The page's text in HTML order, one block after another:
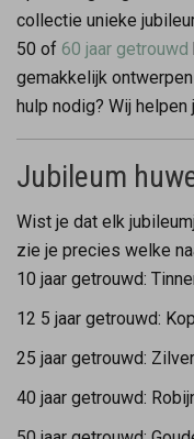
collectie unieke
50 of 60 jaar getrouwd
gemakkelijk
hulp nodig? Wij helpen
Jubileum
Wist je dat elk
zie je precies welke
10 jaar getrouwd:
12 5 jaar getrouwd:
25 jaar getrouwd:
40 jaar getrouwd: